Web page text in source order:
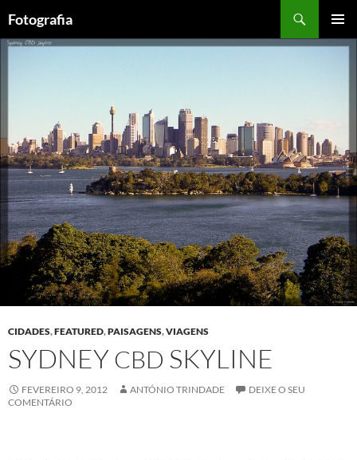
para
Fotografia
MENU
CIDADES,FEATURED,PAISAGENS,VIAGENS
SYDNEY CBD SKYLINE
FEVEREIRO 9, 2012 ANTÓNIO TRINDADE
DEIXE O SEU
COMENTÁRIO